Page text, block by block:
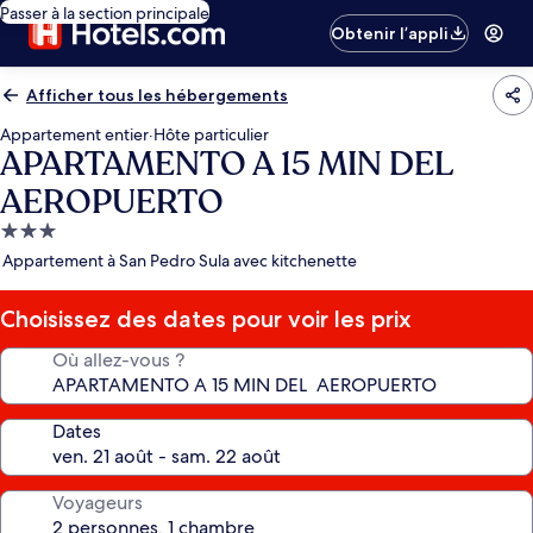
Passer à la section principale
Obtenir l’appli
Afficher tous les hébergements
Appartement entier·Hôte particulier
APARTAMENTO A 15 MIN DEL
AEROPUERTO
Hébergement
3.0 étoiles
Appartement à San Pedro Sula avec kitchenette
Choisissez des dates pour voir les prix
Où allez-vous ?
Dates
Voyageurs